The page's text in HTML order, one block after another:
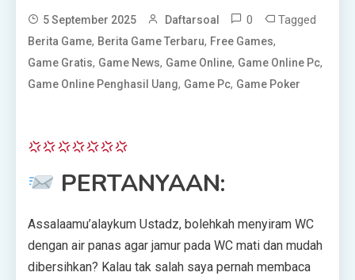
5 September 2025 Daftarsoal 0 Tagged
Berita Game, Berita Game Terbaru, Free Games,
Game Gratis, Game News, Game Online, Game Online Pc,
Game Online Penghasil Uang, Game Pc, Game Poker
PERTANYAAN:
Assalaamu’alaykum Ustadz, bolehkah menyiram WC
dengan air panas agar jamur pada WC mati dan mudah
dibersihkan? Kalau tak salah saya pernah membaca